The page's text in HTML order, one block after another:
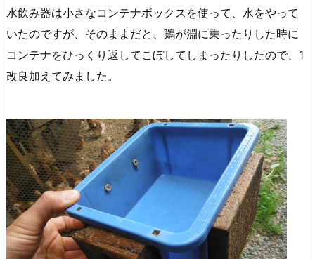
水飲み器は小さなコンテナボックスを使って、水をやって
いたのですが、そのままだと、鶏が淵に乗ったりした時に
コンテナをひっくり返してこぼしてしまったりしたので、1
改良加えてみました。